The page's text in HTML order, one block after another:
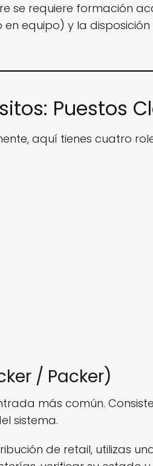
se requiere formación
equipo) y la
Puestos
aquí tienes cuatro
/ Packer)
más común.
sistema.
de retail, utilizas